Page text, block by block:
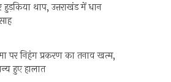
थाप, उत्तराखंड में धान
पर निहंग प्रकरण का तनाव खत्म,
हुए हालात